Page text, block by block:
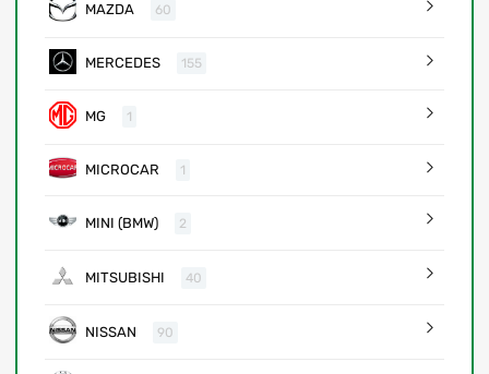
MAZDA 60
MERCEDES 155
MG 1
MICROCAR 1
MINI (BMW) 2
MITSUBISHI 40
NISSAN 90